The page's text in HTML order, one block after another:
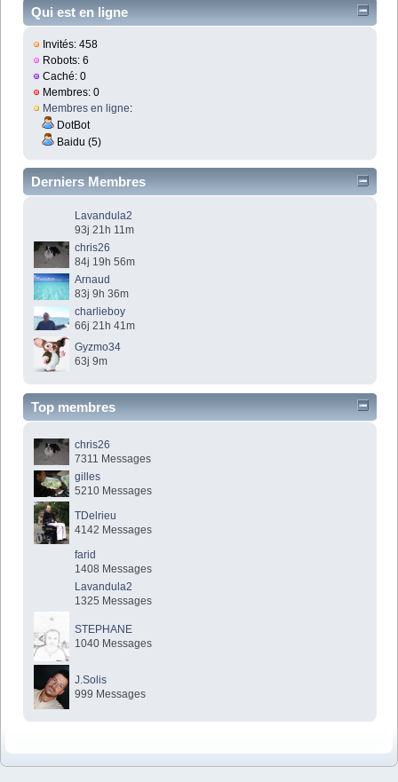
Qui est en ligne
Invités: 458
Robots: 6
Caché: 0
Membres: 0
Membres en ligne:
DotBot
Baidu (5)
Derniers Membres
Lavandula2
93j 21h 11m
chris26
84j 19h 56m
Arnaud
83j 9h 36m
charlieboy
66j 21h 41m
Gyzmo34
63j 9m
Top membres
chris26
7311 Messages
gilles
5210 Messages
TDelrieu
4142 Messages
farid
1408 Messages
Lavandula2
1325 Messages
STEPHANE
1040 Messages
J.Solis
999 Messages